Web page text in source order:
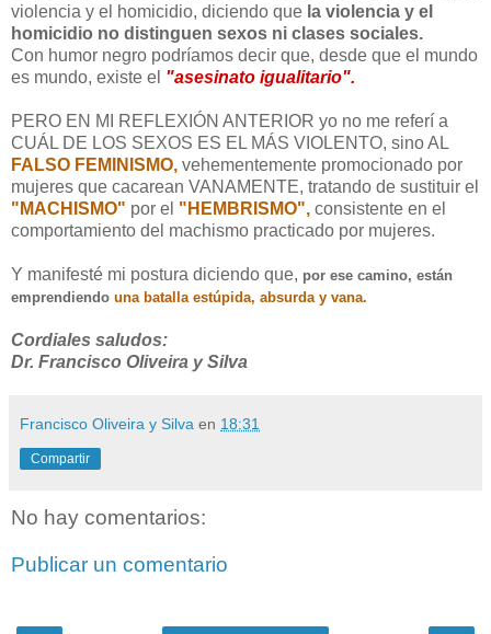
violencia y el homicidio, diciendo que la violencia y el
homicidio no distinguen sexos ni clases sociales.
Con humor negro podríamos decir que, desde que el mundo
es mundo, existe el "asesinato igualitario".
PERO EN MI REFLEXIÓN ANTERIOR yo no me referí a
CUÁL DE LOS SEXOS ES EL MÁS VIOLENTO, sino AL
FALSO FEMINISMO, vehementemente promocionado por
mujeres que cacarean VANAMENTE, tratando de sustituir el
"MACHISMO" por el "HEMBRISMO", consistente en el
comportamiento del machismo practicado por mujeres.
Y manifesté mi postura diciendo que, por ese camino, están
emprendiendo una batalla estúpida, absurda y vana.
Cordiales saludos:
Dr. Francisco Oliveira y Silva
Francisco Oliveira y Silva en 18:31
Compartir
No hay comentarios:
Publicar un comentario